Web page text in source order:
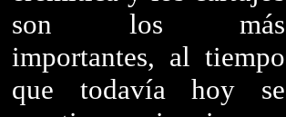
son los más
importantes, al tiempo
que todavía hoy se